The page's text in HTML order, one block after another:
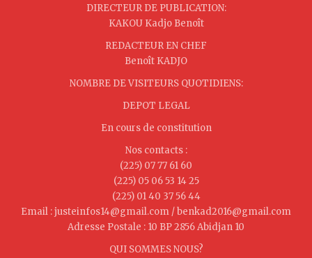
DIRECTEUR DE PUBLICATION:
KAKOU Kadjo Benoît
REDACTEUR EN CHEF
Benoît KADJO
NOMBRE DE VISITEURS QUOTIDIENS:
DEPOT LEGAL
En cours de constitution
Nos contacts :
(225) 07 77 61 60
(225) 05 06 53 14 25
(225) 01 40 37 56 44
Email : justeinfos14@gmail.com / benkad2016@gmail.com
Adresse Postale : 10 BP 2856 Abidjan 10
QUI SOMMES NOUS?